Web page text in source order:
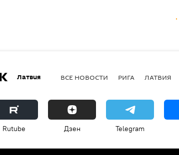
Латвия ВСЕ НОВОСТИ РИГА ЛАТВИЯ
Rutube Дзен Telegram